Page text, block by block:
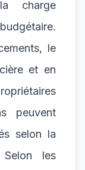
charge
le
et en
peuvent
selon la
les